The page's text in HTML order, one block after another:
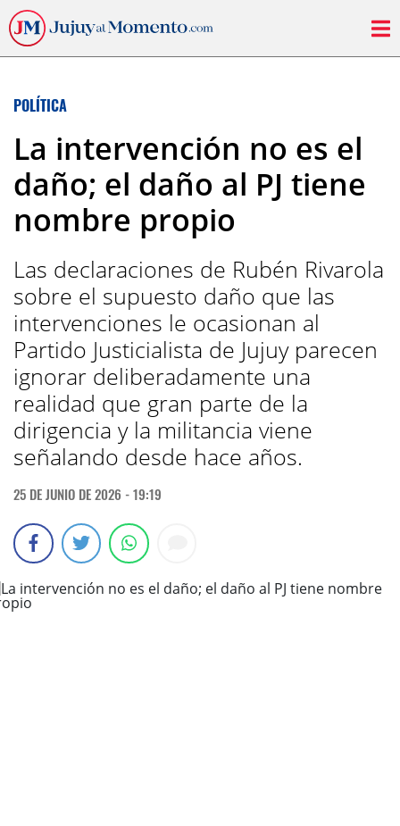
POLÍTICA
La intervención no es el
daño; el daño al PJ tiene
nombre propio
Las declaraciones de Rubén Rivarola
sobre el supuesto daño que las
intervenciones le ocasionan al
Partido Justicialista de Jujuy parecen
ignorar deliberadamente una
realidad que gran parte de la
dirigencia y la militancia viene
señalando desde hace años.
25 DE JUNIO DE 2026 - 19:19